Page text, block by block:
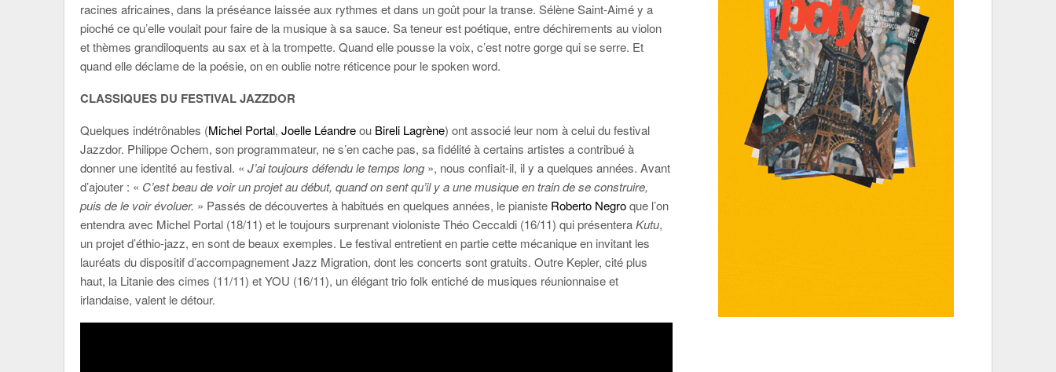
racines africaines, dans la préséance laissée aux rythmes et dans un goût pour la transe. Sélène Saint-Aimé y a
pioché ce qu’elle voulait pour faire de la musique à sa sauce. Sa teneur est poétique, entre déchirements au violon
et thèmes grandiloquents au sax et à la trompette. Quand elle pousse la voix, c’est notre gorge qui se serre. Et
quand elle déclame de la poésie, on en oublie notre réticence pour le spoken word.
CLASSIQUES DU FESTIVAL JAZZDOR
Quelques indétrônables (Michel Portal, Joelle Léandreou Bireli Lagrène) ont associé leur nom à celui du festival
Jazzdor. Philippe Ochem, son programmateur, ne s’en cache pas, sa fidélité à certains artistes a contribué à
donner une identité au festival. « J’ai toujours défendu le temps long », nous confiait-il, il y a quelques années. Avant
d’ajouter : « C’est beau de voir un projet au début, quand on sent qu’il y a une musique en train de se construire,
puis de le voir évoluer. » Passés de découvertes à habitués en quelques années, le pianiste Roberto Negroque l’on
entendra avec Michel Portal (18/11) et le toujours surprenant violoniste Théo Ceccaldi (16/11) qui présenteraKutu,
un projet d’éthio-jazz, en sont de beaux exemples. Le festival entretient en partie cette mécanique en invitant les
lauréats du dispositif d’accompagnement Jazz Migration, dont les concerts sont gratuits. Outre Kepler, cité plus
haut, la Litanie des cimes (11/11) et YOU (16/11), un élégant trio folk entiché de musiques réunionnaise et
irlandaise, valent le détour.